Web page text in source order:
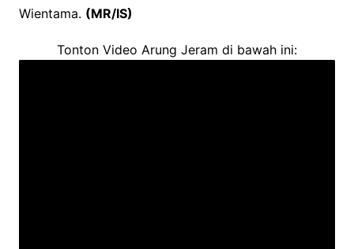
Wientama. (MR/IS)
Tonton Video Arung Jeram di bawah ini: